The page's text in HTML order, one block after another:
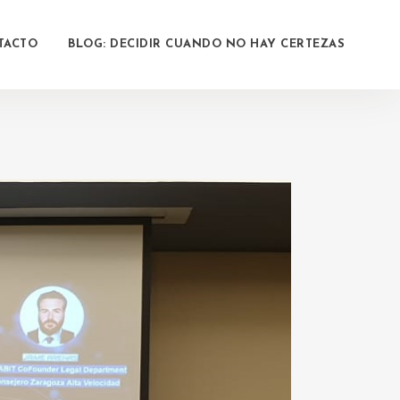
BLOG: DECIDIR CUANDO NO HAY CERTEZAS